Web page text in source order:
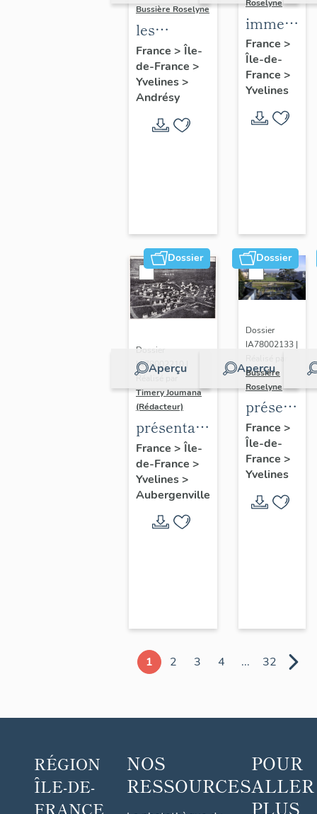
Bussière Roselyne
les
immeubles,
maisons et
fermes du
canton
d'Andrésy
France > Île-
de-France >
Yvelines>
Andrésy
Roselyne
maisons,
fermes
France >
Île-de-
France >
Yvelines
Dossier
Aperçu
Dossier
IA78002210 |
Réalisé par
Timery Joumana
(Rédacteur)
présentation
de l'étude
d'Elisabethville
France > Île-
de-France >
Yvelines>
Aubergenville
Dossier
Aperçu
Dossier
IA78002133 |
Bussière
Roselyne
du
diagnostic
et
France >
Île-de-
France >
Yvelines
1 2 3 4 ... 32
RÉGION
ÎLE-DE-
FRANCE
NOS
RESSOURCES
POUR
ALLER
PLUS